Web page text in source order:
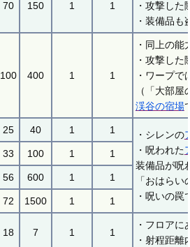
70 150 1 1
・攻撃した
・装備品
100 400 1 1
・同上の能
・攻撃した
・ワープ
（「大部
渓谷の宿場
25 40 1 1 ・シレンの
・呪われた
装備品が呪
「おはら
・呪いの罠
33 100 1 1
56 600 1 1
72 1500 1 1
18 7 1 1
・フロアに
・射程距